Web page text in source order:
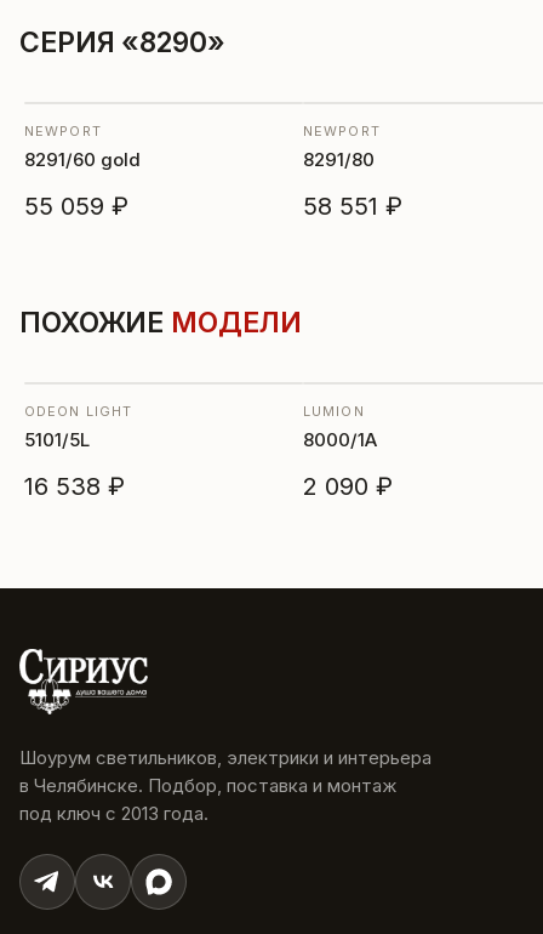
СЕРИЯ «8290»
NEWPORT
8291/60 gold
55 059 ₽
NEWPORT
8291/80
58 551 ₽
ПОХОЖИЕ МОДЕЛИ
ODEON LIGHT
5101/5L
16 538 ₽
LUMION
8000/1A
2 090 ₽
Шоурум светильников, электрики и интерьера
в Челябинске. Подбор, поставка и монтаж
под ключ с 2013 года.